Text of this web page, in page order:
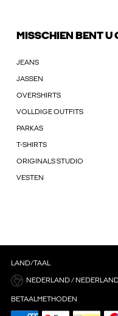
MISSCHIEN BENT U
JEANS
JASSEN
OVERSHIRTS
VOLLDIGE OUTFITS
PARKAS
T-SHIRTS
ORIGINALS STUDIO
VESTEN
LAND/TAAL
NEDERLAND /
BETAALMETHODEN